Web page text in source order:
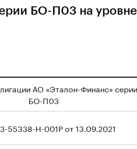
БО-П03 на уровне
АО «Эталон-Финанс» серии
БО-П03
55338-H-001P от 13.09.2021